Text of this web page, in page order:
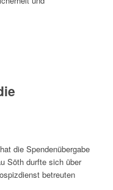
die Spendenübergabe
Söth durfte sich über
betreuten